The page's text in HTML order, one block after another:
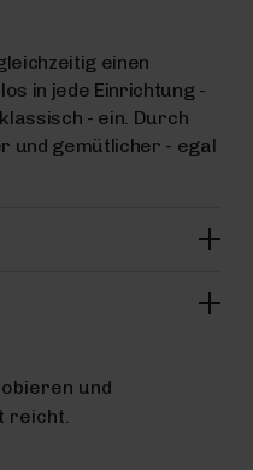
einen
in jede Einrichtung -
- ein. Durch
und gemütlicher - egal
und
reicht.